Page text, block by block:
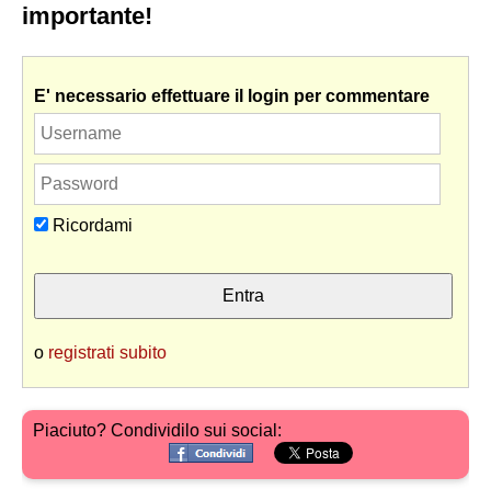
importante!
E' necessario effettuare il login per commentare
Ricordami
o registrati subito
Piaciuto? Condividilo sui social: